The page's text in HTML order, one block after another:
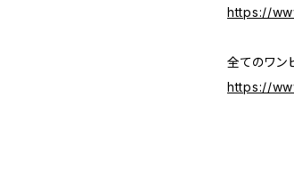
https://
全てのワン
https://